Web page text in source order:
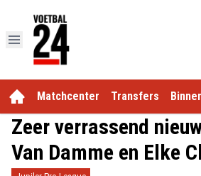
Matchcenter Transfers
Zeer verrassend
Van Damme en Elke